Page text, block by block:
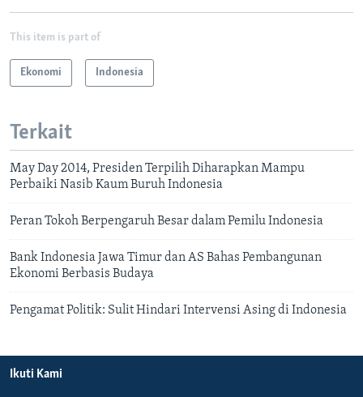
This item is part of
Ekonomi Indonesia
Terkait
May Day 2014, Presiden Terpilih Diharapkan Mampu
Perbaiki Nasib Kaum Buruh Indonesia
Peran Tokoh Berpengaruh Besar dalam Pemilu Indonesia
Bank Indonesia Jawa Timur dan AS Bahas Pembangunan
Ekonomi Berbasis Budaya
Pengamat Politik: Sulit Hindari Intervensi Asing di Indonesia
Ikuti Kami